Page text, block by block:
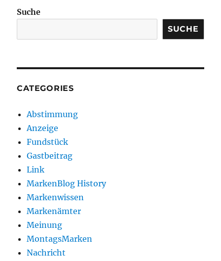
Suche
SUCHE
CATEGORIES
Abstimmung
Anzeige
Fundstück
Gastbeitrag
Link
MarkenBlog History
Markenwissen
Markenämter
Meinung
MontagsMarken
Nachricht